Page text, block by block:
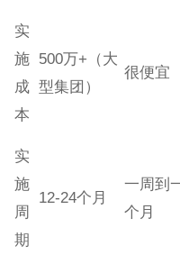
实
施
成
本
500万+（大
型集团）
很便宜
实
施
周
期
12-24个月
一周到
个月